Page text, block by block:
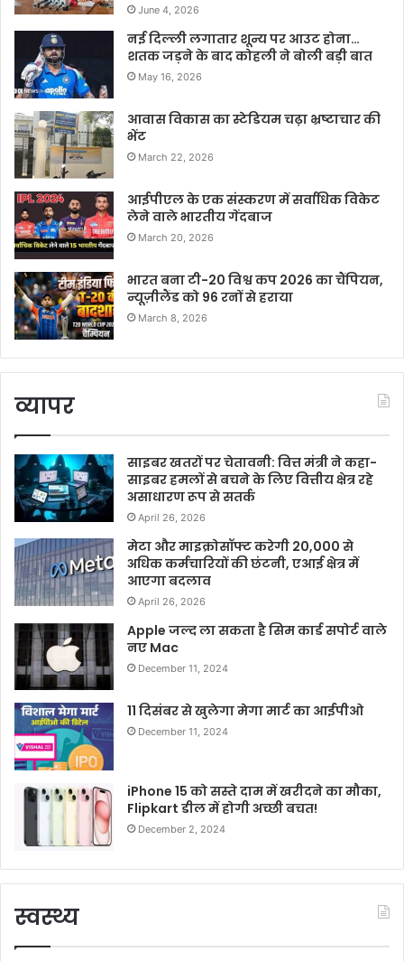
June 4, 2026
नई दिल्ली लगातार शून्य पर आउट होना…
शतक जड़ने के बाद कोहली ने बोली बड़ी बात
May 16, 2026
आवास विकास का स्टेडियम चढ़ा भ्रष्टाचार की
भेंट
March 22, 2026
आईपीएल के एक संस्करण में सर्वाधिक विकेट
लेने वाले भारतीय गेंदबाज
March 20, 2026
भारत बना टी-20 विश्व कप 2026 का चैंपियन,
न्यूज़ीलैंड को 96 रनों से हराया
March 8, 2026
व्यापर
साइबर खतरों पर चेतावनी: वित्त मंत्री ने कहा-
साइबर हमलों से बचने के लिए वित्तीय क्षेत्र रहे
असाधारण रूप से सतर्क
April 26, 2026
मेटा और माइक्रोसॉफ्ट करेगी 20,000 से
अधिक कर्मचारियों की छंटनी, एआई क्षेत्र में
आएगा बदलाव
April 26, 2026
Apple जल्द ला सकता है सिम कार्ड सपोर्ट वाले
नए Mac
December 11, 2024
11 दिसंबर से खुलेगा मेगा मार्ट का आईपीओ
December 11, 2024
iPhone 15 को सस्ते दाम में खरीदने का मौका,
Flipkart डील में होगी अच्छी बचत!
December 2, 2024
स्वस्थ्य